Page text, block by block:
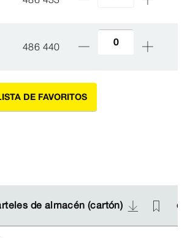
486 440
DE FAVORITOS
de almacén (cartón)
de almacén (cartón)